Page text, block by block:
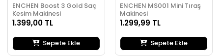
ENCHEN Boost 3 Gold Saç
Kesim Makinesi
1.399,00 TL
Sepete Ekle
ENCHEN MS001 Mini Tıraş
Makinesi
1.299,99 TL
Sepete Ekle